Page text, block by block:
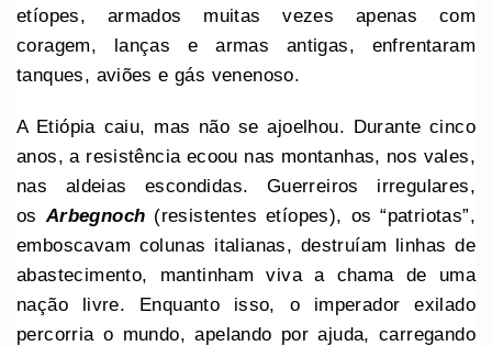
etíopes, armados muitas vezes apenas com
coragem, lanças e armas antigas, enfrentaram
tanques, aviões e gás venenoso.
A Etiópia caiu, mas não se ajoelhou. Durante cinco
anos, a resistência ecoou nas montanhas, nos vales,
nas aldeias escondidas. Guerreiros irregulares,
os Arbegnoch (resistentes etíopes), os “patriotas”,
emboscavam colunas italianas, destruíam linhas de
abastecimento, mantinham viva a chama de uma
nação livre. Enquanto isso, o imperador exilado
percorria o mundo, apelando por ajuda, carregando